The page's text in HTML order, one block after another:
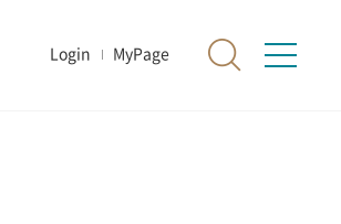
Login MyPage